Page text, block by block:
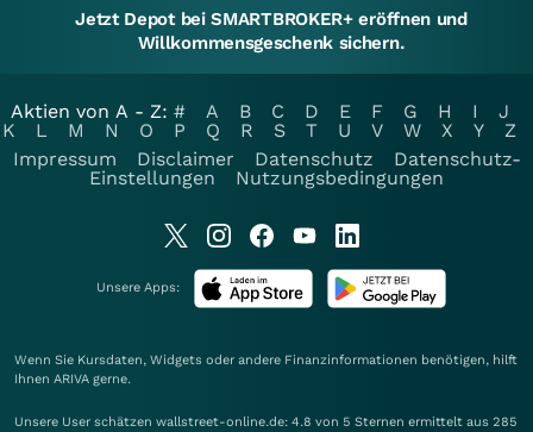
Jetzt Depot bei SMARTBROKER+ eröffnen und
Willkommensgeschenk sichern.
Aktien von A - Z: # A B C D E F G H I
J
K
L M N O P Q R S T U V W X Y
Z
Impressum
Disclaimer Datenschutz
Datenschutz-
Einstellungen
Nutzungsbedingungen
Unsere Apps:
Wenn Sie Kursdaten, Widgets oder andere Finanzinformationen benötigen, hilft
Ihnen ARIVA gerne.
Unsere User schätzen wallstreet-online.de: 4.8 von 5 Sternen ermittelt aus 285